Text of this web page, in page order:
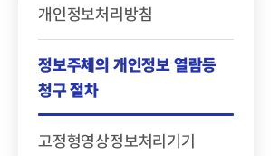
개인정보처리방침
정보주체의 개인정보 열람등
청구 절차
고정형영상정보처리기기